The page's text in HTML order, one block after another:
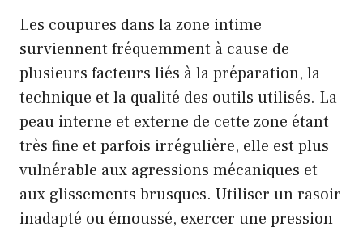
Les coupures dans la zone intime
surviennent fréquemment à cause de
plusieurs facteurs liés à la préparation, la
technique et la qualité des outils utilisés. La
peau interne et externe de cette zone étant
très fine et parfois irrégulière, elle est plus
vulnérable aux agressions mécaniques et
aux glissements brusques. Utiliser un rasoir
inadapté ou émoussé, exercer une pression